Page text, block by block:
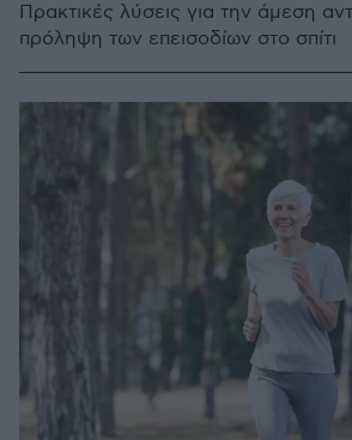
Πρακτικές λύσεις για την άμεση
πρόληψη των επεισοδίων στο σπίτι